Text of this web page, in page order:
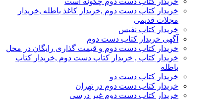
خریدار کتاب دست دوم ,خریدار کاغذ باطله ,خریدار
مجلات قدیمی
خریدار کتاب نفیس
آگهی خریدار کتاب دست دوم
خریدار کتاب دست دوم و قیمت گذاری رایگان در محل
خریدار کتاب , خریدار کتاب دست دوم ,خریدار کتاب
باطله
خریدار کتاب دست دو
خریدار کتاب دست دوم در تهران
خریدار کتاب دست دوم غیر درسی